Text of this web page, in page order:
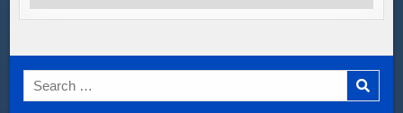
Search
for: